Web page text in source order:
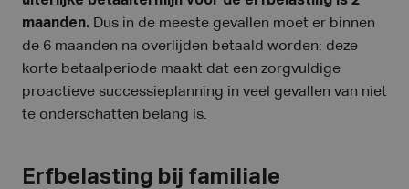
maanden. Dus in de meeste gevallen moet er binnen
de 6 maanden na overlijden betaald worden: deze
korte betaalperiode maakt dat een zorgvuldige
proactieve successieplanning in veel gevallen van niet
te onderschatten belang is.
Erfbelasting bij familiale